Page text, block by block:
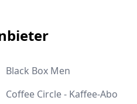
Black Box Men
Coffee Circle - Kaffee-Abo